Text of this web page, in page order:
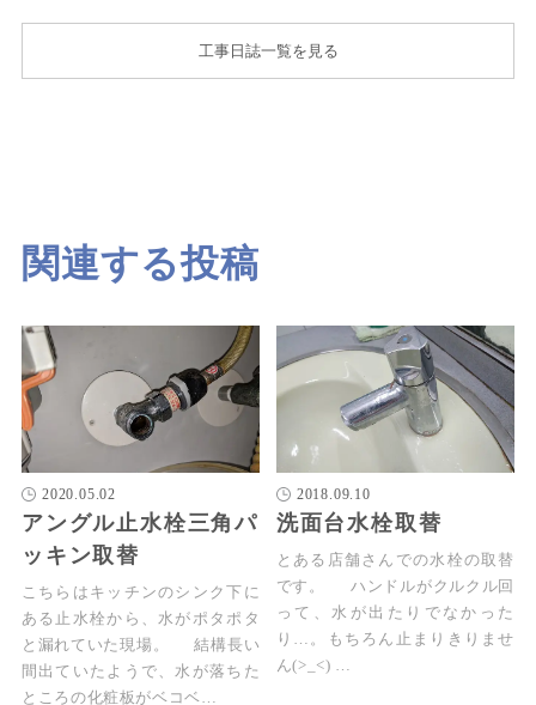
工事日誌一覧を見る
関連する投稿
2020.05.02
アングル止水栓三角パ
ッキン取替
こちらはキッチンのシンク下に
ある止水栓から、水がポタポタ
と漏れていた現場。 結構長い
間出ていたようで、水が落ちた
ところの化粧板がベコベ…
2018.09.10
洗面台水栓取替
とある店舗さんでの水栓の取替
です。 ハンドルがクルクル回
って、水が出たりでなかった
り…。もちろん止まりきりませ
ん(>_<) …